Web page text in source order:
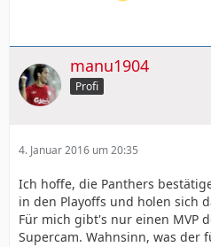
manu1904
Profi
4. Januar 2016 um 20:35
Ich hoffe, die Panthers
in den Playoffs und holen sich
Für mich gibt's nur einen MVP
Supercam. Wahnsinn, was der